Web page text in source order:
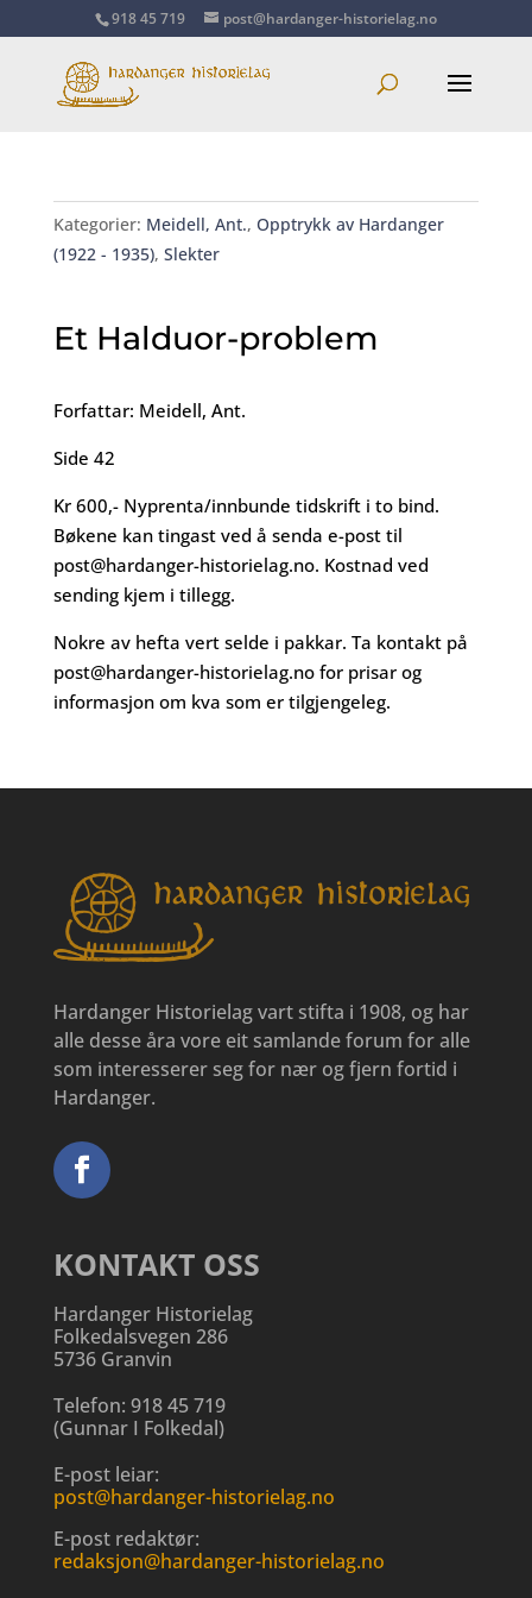
918 45 719 post@hardanger-historielag.no
Kategorier: Meidell, Ant., Opptrykk av Hardanger
(1922 - 1935), Slekter
Et Halduor-problem
Forfattar: Meidell, Ant.
Side 42
Kr 600,- Nyprenta/innbunde tidskrift i to bind.
Bøkene kan tingast ved å senda e-post til
post@hardanger-historielag.no. Kostnad ved
sending kjem i tillegg.
Nokre av hefta vert selde i pakkar. Ta kontakt på
post@hardanger-historielag.nofor prisar og
informasjon om kva som er tilgjengeleg.
Hardanger Historielag vart stifta i 1908, og har
alle desse åra vore eit samlande forum for alle
som interesserer seg for nær og fjern fortid i
Hardanger.
KONTAKT OSS
Hardanger Historielag
Folkedalsvegen 286
5736 Granvin
Telefon: 918 45 719
(Gunnar I Folkedal)
E-post leiar:
post@hardanger-historielag.no
E-post redaktør:
redaksjon@hardanger-historielag.no